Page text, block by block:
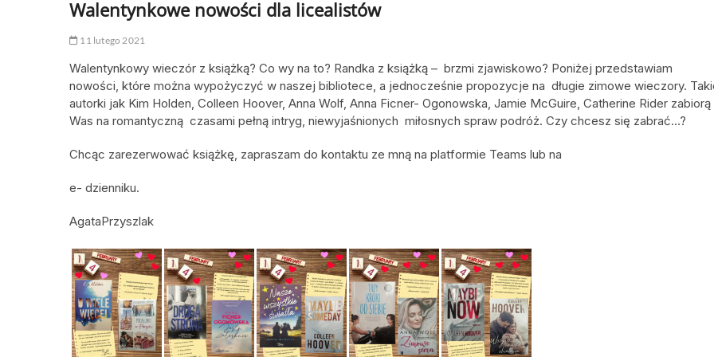
Walentynkowe nowości dla licealistów
11 lutego 2021
Walentynkowy wieczór z książką? Co wy na to? Randka z książką – brzmi zjawiskowo? Poniżej przedstawiam
nowości, które można wypożyczyć w naszej bibliotece, a jednocześnie propozycje na długie zimowe wieczory.
autorki jak Kim Holden, Colleen Hoover, Anna Wolf, Anna Ficner- Ogonowska, Jamie McGuire, Catherine Rider zabiorą
Was na romantyczną czasami pełną intryg, niewyjaśnionych miłosnych spraw podróż. Czy chcesz się zabrać…?
Chcąc zarezerwować książkę, zapraszam do kontaktu ze mną na platformie Teams lub na
e- dzienniku.
AgataPrzyszlak